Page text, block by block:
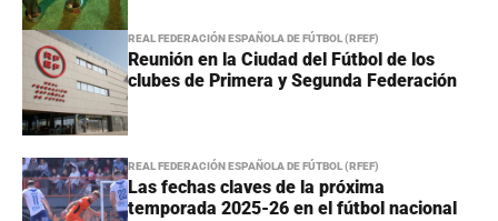
REAL FEDERACIÓN ESPAÑOLA DE FÚTBOL (RFEF)
Reunión en la Ciudad del Fútbol de los
clubes de Primera y Segunda Federación
REAL FEDERACIÓN ESPAÑOLA DE FÚTBOL (RFEF)
Las fechas claves de la próxima
temporada 2025-26 en el fútbol nacional